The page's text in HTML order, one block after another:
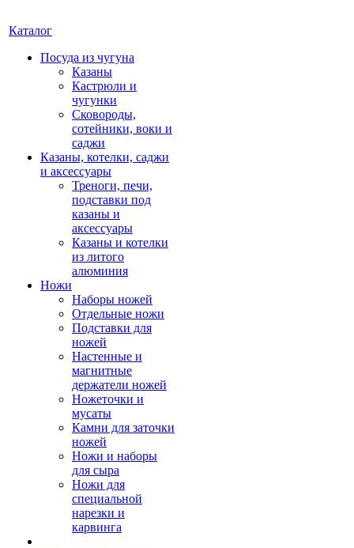
Каталог
Посуда из чугуна
Казаны
Кастрюли и
чугунки
Сковороды,
сотейники, воки и
саджи
Казаны, котелки, саджи
и аксессуары
Треноги, печи,
подставки под
казаны и
аксессуары
Казаны и котелки
из литого
алюминия
Ножи
Наборы ножей
Отдельные ножи
Подставки для
ножей
Настенные и
магнитные
держатели ножей
Ножеточки и
мусаты
Камни для заточки
ножей
Ножи и наборы
для сыра
Ножи для
специальной
нарезки и
карвинга